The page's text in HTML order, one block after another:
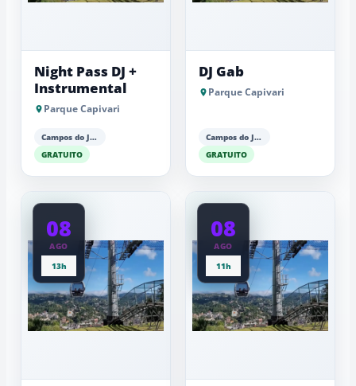
Night Pass DJ +
Instrumental
Parque Capivari
Campos do Jordão
GRATUITO
DJ Gab
Parque Capivari
Campos do Jordão
GRATUITO
08
AGO
13h
08
AGO
11h